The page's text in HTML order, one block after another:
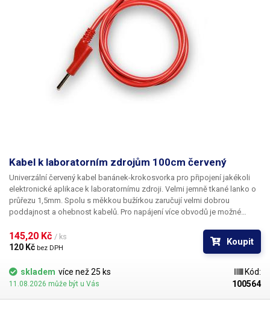
Kabel k laboratorním zdrojům 100cm červený
Univerzální červený kabel banánek-krokosvorka pro připojení jakékoli
elektronické aplikace k laboratornímu zdroji. Velmi jemně tkané lanko o
průřezu 1,5mm. Spolu s měkkou bužírkou zaručují velmi dobrou
poddajnost a ohebnost kabelů. Pro napájení více obvodů je možné
několika barevných provedeních pro rozlišení polarity: červená, černá,
modrá, žlutá, zelená.
145,20 Kč / ks
120 Kč bez DPH
Koupit
skladem více než 25 ks
11.08.2026 může být u Vás
Kód:
100564